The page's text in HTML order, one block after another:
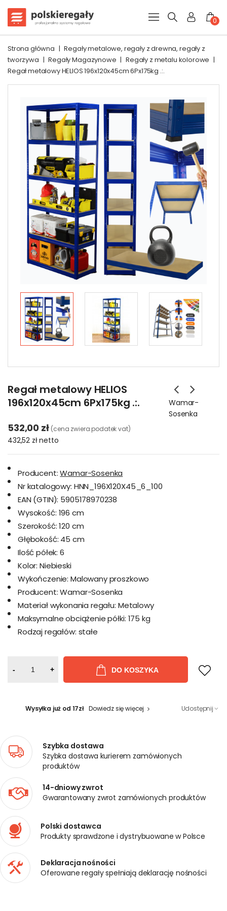
0
Strona główna | Regały metalowe, regały z drewna, regały z
tworzywa | Regały Magazynowe | Regały z metalu kolorowe |
Regał metalowy HELIOS 196x120x45cm 6Px175kg .:.
Regał metalowy HELIOS
196x120x45cm 6Px175kg .:.
Wamar-
Sosenka
532,00 zł (cena zwiera podatek vat)
432,52 złnetto
Producent: Wamar-Sosenka
Nr katalogowy: HNN_196X120X45_6_100
EAN (GTIN): 5905178970238
Wysokość: 196 cm
Szerokość: 120 cm
Głębokość: 45 cm
Ilość półek: 6
Kolor: Niebieski
Wykończenie: Malowany proszkowo
Producent: Wamar-Sosenka
Materiał wykonania regału: Metalowy
Maksymalne obciążenie półki: 175 kg
Rodzaj regałów: stałe
- + DO KOSZYKA
Wysyłka już od 17zł Dowiedz się więcej Udostępnij
Szybka dostawa
Szybka dostawa kurierem zamówionych
produktów
14-dniowy zwrot
Gwarantowany zwrot zamówionych produktów
Polski dostawca
Produkty sprawdzone i dystrybuowane w Polsce
Deklaracja nośności
Oferowane regały spełniają deklarację nośności